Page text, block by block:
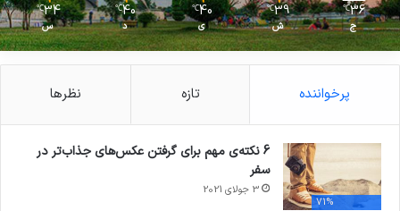
36
℃
ج
39
℃
ش
40
℃
ی
40
℃
د
34
℃
س
پرخواننده تازه نظرها
71%
6 نکته‌ی مهم برای گرفتن عکس‌های جذاب‌تر در
سفر
3 جولای 2021